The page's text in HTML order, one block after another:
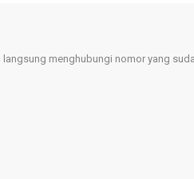
menghubungi nomor yang